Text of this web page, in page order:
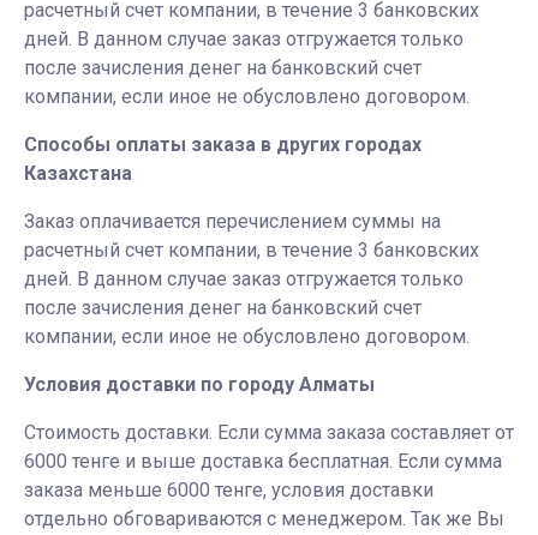
расчетный счет компании, в течение 3 банковских
дней. В данном случае заказ отгружается только
после зачисления денег на банковский счет
компании, если иное не обусловлено договором.
Способы оплаты заказа в других городах
Казахстана
Заказ оплачивается перечислением суммы на
расчетный счет компании, в течение 3 банковских
дней. В данном случае заказ отгружается только
после зачисления денег на банковский счет
компании, если иное не обусловлено договором.
Условия доставки по городу Алматы
Стоимость доставки. Если сумма заказа составляет от
6000 тенге и выше доставка бесплатная. Если сумма
заказа меньше 6000 тенге, условия доставки
отдельно обговариваются с менеджером. Так же Вы